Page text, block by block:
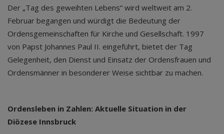
Der „Tag des geweihten Lebens“ wird weltweit am 2.
Februar begangen und würdigt die Bedeutung der
Ordensgemeinschaften für Kirche und Gesellschaft. 1997
von Papst Johannes Paul II. eingeführt, bietet der Tag
Gelegenheit, den Dienst und Einsatz der Ordensfrauen und
Ordensmänner in besonderer Weise sichtbar zu machen.
Ordensleben in Zahlen: Aktuelle Situation in der
Diözese Innsbruck